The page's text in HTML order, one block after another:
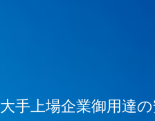
大手上場企業御用達